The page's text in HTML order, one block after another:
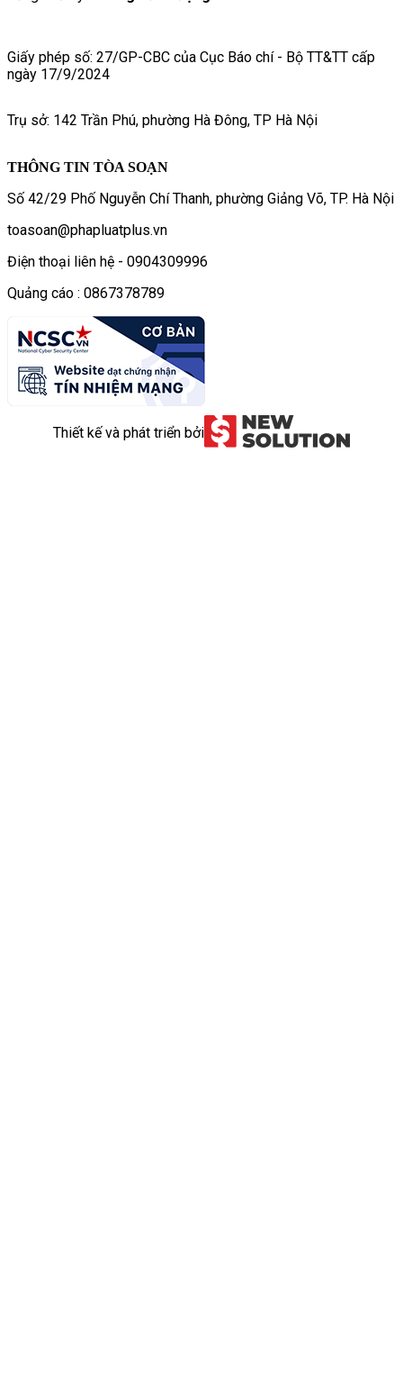
Giấy phép số: 27/GP-CBC của Cục Báo chí - Bộ TT&TT cấp
ngày 17/9/2024
Trụ sở: 142 Trần Phú, phường Hà Đông, TP Hà Nội
THÔNG TIN TÒA SOẠN
Số 42/29 Phố Nguyễn Chí Thanh, phường Giảng Võ, TP. Hà Nội
toasoan@phapluatplus.vn
Điện thoại liên hệ - 0904309996
Quảng cáo : 0867378789
Thiết kế và phát triển bởi